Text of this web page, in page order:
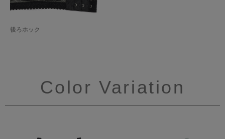
後ろホック
Color Variation